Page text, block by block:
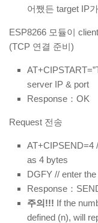
어쨌든 target IP
ESP8266 모듈이
(TCP 연결 준비)
server IP & port
Response：OK
Request 전송
AT+CIPSEND=4
as 4 bytes
DGFY // enter
Response：
주의!!! If the
defined (n), will